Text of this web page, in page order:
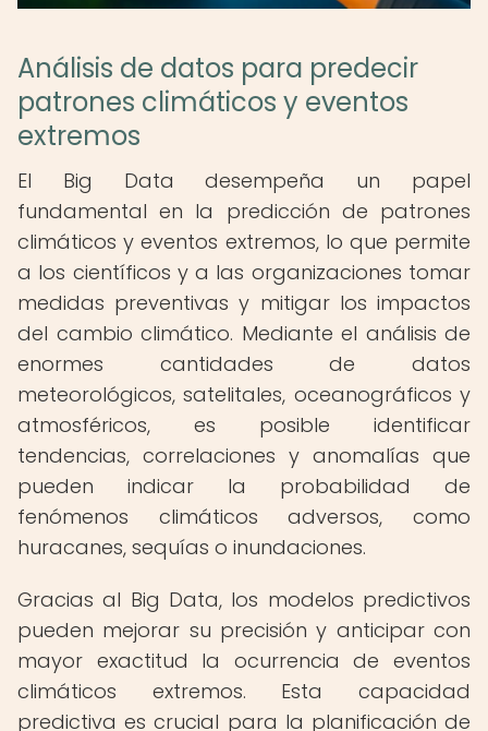
Análisis de datos para predecir
patrones climáticos y eventos
extremos
El Big Data desempeña un papel
fundamental en la predicción de patrones
climáticos y eventos extremos, lo que permite
a los científicos y a las organizaciones tomar
medidas preventivas y mitigar los impactos
del cambio climático. Mediante el análisis de
enormes cantidades de datos
meteorológicos, satelitales, oceanográficos y
atmosféricos, es posible identificar
tendencias, correlaciones y anomalías que
pueden indicar la probabilidad de
fenómenos climáticos adversos, como
huracanes, sequías o inundaciones.
Gracias al Big Data, los modelos predictivos
pueden mejorar su precisión y anticipar con
mayor exactitud la ocurrencia de eventos
climáticos extremos. Esta capacidad
predictiva es crucial para la planificación de